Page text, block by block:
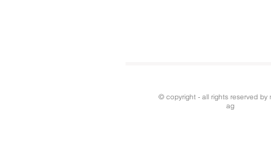
© copyright - all rights reserved by
ag